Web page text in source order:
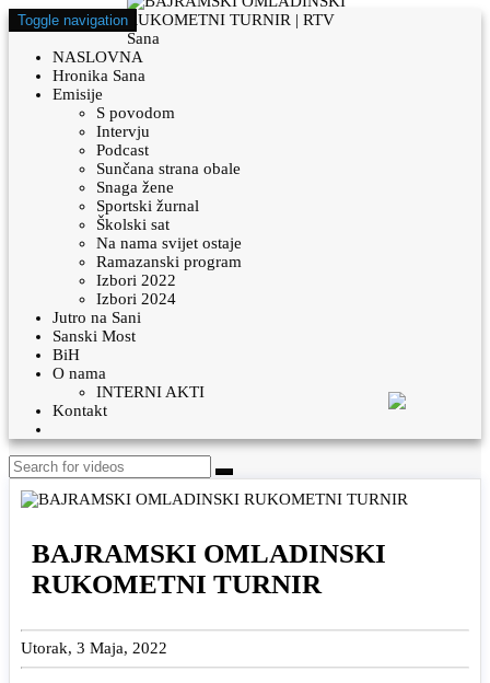
Toggle navigation
NASLOVNA
Hronika Sana
Emisije
S povodom
Intervju
Podcast
Sunčana strana obale
Snaga žene
Sportski žurnal
Školski sat
Na nama svijet ostaje
Ramazanski program
Izbori 2022
Izbori 2024
Jutro na Sani
Sanski Most
BiH
O nama
INTERNI AKTI
Kontakt
BAJRAMSKI OMLADINSKI
RUKOMETNI TURNIR
Utorak, 3 Maja, 2022